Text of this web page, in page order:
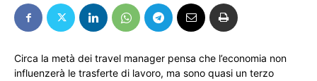
Circa la metà dei travel manager pensa che l’economia non
influenzerà le trasferte di lavoro, ma sono quasi un terzo